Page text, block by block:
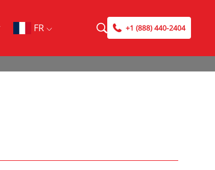
FR +1 (888) 440-2404